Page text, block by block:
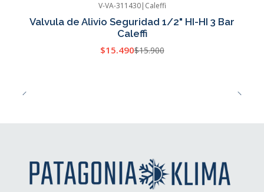
-3% OFF
V-VA-311430| Caleffi
Valvula de Alivio Seguridad 1/2" HI-HI 3 Bar
Caleffi
$15.490$15.900